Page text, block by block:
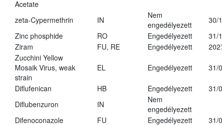
Acetate
zeta-Cypermethrin IN
Nem
engedélyezett
30/
Zinc phosphide
RO Engedélyezett
31/
Ziram
FU, RE Engedélyezett
Zucchini Yellow
Mosaik Virus, weak
strain
EL Engedélyezett 31/
Diflufenican HB Engedélyezett
31/
Diflubenzuron
IN
Nem
engedélyezett
Difenoconazole
FU Engedélyezett
31/